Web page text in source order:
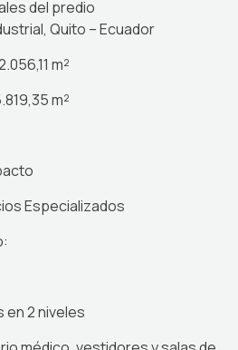
del predio
Quito – Ecuador
m²
m²
Especializados
en 2 niveles